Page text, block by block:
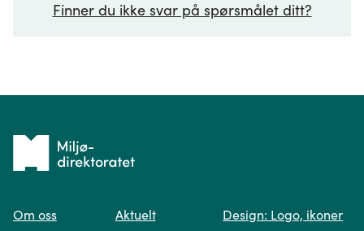
Finner du ikke svar på spørsmålet ditt?
Tilbake
forsiden
Om oss Aktuelt Design: Logo, ikoner